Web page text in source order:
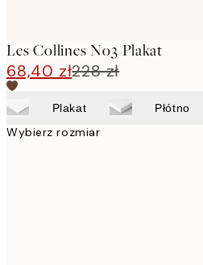
Les Collines No3 Plakat
68,40 zł228 zł
Plakat Płótno
Wybierz rozmiar